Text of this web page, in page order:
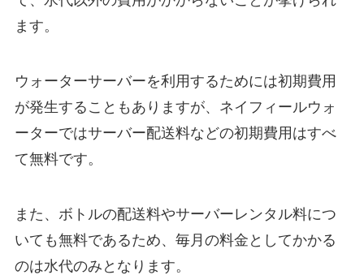
ます。
ウォーターサーバーを利用するためには初期費用
が発生することもありますが、ネイフィールウォ
ーターではサーバー配送料などの初期費用はすべ
て無料です。
また、ボトルの配送料やサーバーレンタル料につ
いても無料であるため、毎月の料金としてかかる
のは水代のみとなります。